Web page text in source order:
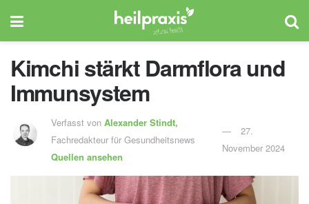
Kimchi stärkt Darmflora und
Immunsystem
Verfasst von Alexander Stindt,
Fachredakteur für Gesundheitsnews
Quellen ansehen
27.
November 2024